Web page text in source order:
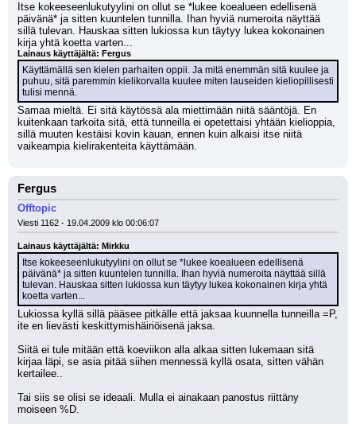
Itse kokeeseenlukutyylini on ollut se *lukee koealueen edellisenä
päivänä* ja sitten kuuntelen tunnilla. Ihan hyviä numeroita näyttää
sillä tulevan. Hauskaa sitten lukiossa kun täytyy lukea kokonainen
kirja yhtä koetta varten...
Lainaus käyttäjältä: Fergus
Käyttämällä sen kielen parhaiten oppii. Ja mitä enemmän sitä kuulee ja
puhuu, sitä paremmin kielikorvalla kuulee miten lauseiden kieliopillisesti
tulisi mennä.
Samaa mieltä. Ei sitä käytössä ala miettimään niitä sääntöjä. En
kuitenkaan tarkoita sitä, että tunneilla ei opetettaisi yhtään kielioppia,
sillä muuten kestäisi kovin kauan, ennen kuin alkaisi itse niitä
vaikeampia kielirakenteita käyttämään.
Fergus
Offtopic
Viesti 1162 - 19.04.2009 klo 00:06:07
Lainaus käyttäjältä: Mirkku
Itse kokeeseenlukutyylini on ollut se *lukee koealueen edellisenä
päivänä* ja sitten kuuntelen tunnilla. Ihan hyviä numeroita näyttää sillä
tulevan. Hauskaa sitten lukiossa kun täytyy lukea kokonainen kirja yhtä
koetta varten...
Lukiossa kyllä sillä pääsee pitkälle että jaksaa kuunnella tunneilla =P,
ite en lievästi keskittymishäiriöisenä jaksa.
Siitä ei tule mitään että koeviikon alla alkaa sitten lukemaan sitä
kirjaa läpi, se asia pitää siihen mennessä kyllä osata, sitten vähän
kertailee..
Tai siis se olisi se ideaali. Mulla ei ainakaan panostus riittäny
moiseen %D.